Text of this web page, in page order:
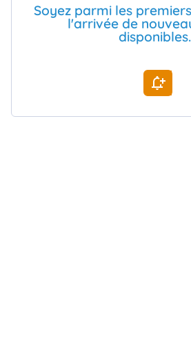
Soyez parmi les
l'arrivée de
disponibles.